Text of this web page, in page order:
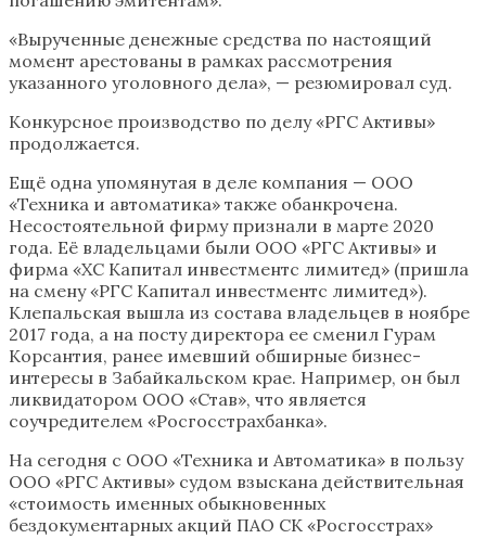
«Вырученные денежные средства по настоящий
момент арестованы в рамках рассмотрения
указанного уголовного дела», — резюмировал суд.
Конкурсное производство по делу «РГС Активы»
продолжается.
Ещё одна упомянутая в деле компания — ООО
«Техника и автоматика» также обанкрочена.
Несостоятельной фирму признали в марте 2020
года. Её владельцами были ООО «РГС Активы» и
фирма «ХС Капитал инвестментс лимитед» (пришла
на смену «РГС Капитал инвестментс лимитед»).
Клепальская вышла из состава владельцев в ноябре
2017 года, а на посту директора ее сменил Гурам
Корсантия, ранее имевший обширные бизнес-
интересы в Забайкальском крае. Например, он был
ликвидатором ООО «Став», что является
соучредителем «Росгосстрахбанка».
На сегодня с ООО «Техника и Автоматика» в пользу
ООО «РГС Активы» судом взыскана действительная
«стоимость именных обыкновенных
бездокументарных акций ПАО СК «Росгосстрах»